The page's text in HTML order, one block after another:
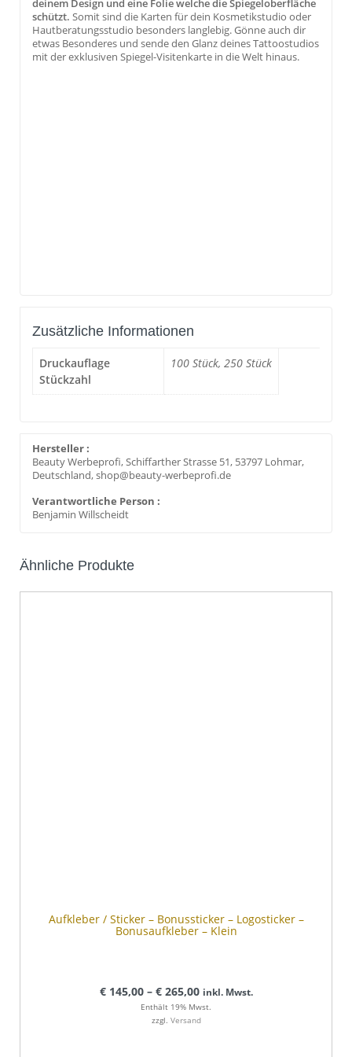
deinem Design und eine Folie welche die Spiegeloberfläche
schützt. Somit sind die Karten für dein Kosmetikstudio oder
Hautberatungsstudio besonders langlebig. Gönne auch dir
etwas Besonderes und sende den Glanz deines Tattoostudios
mit der exklusiven Spiegel-Visitenkarte in die Welt hinaus.
Zusätzliche Informationen
Druckauflage
Stückzahl
100 Stück, 250 Stück
Hersteller :
Beauty Werbeprofi, Schiffarther Strasse 51, 53797 Lohmar,
Deutschland, shop@beauty-werbeprofi.de
Verantwortliche Person :
Benjamin Willscheidt
Ähnliche Produkte
Aufkleber / Sticker – Bonussticker – Logosticker –
Bonusaufkleber – Klein
€145,00 – €265,00 inkl. Mwst.
Enthält 19% Mwst.
zzgl. Versand